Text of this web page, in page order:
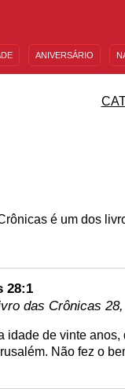
ANIVERSÁRIO
Crônicas é um dos
28:1
das Crônicas
idade de vinte
Não fez o